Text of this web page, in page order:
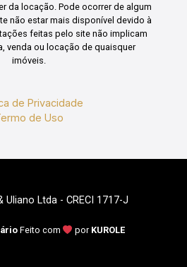
da locação. Pode ocorrer de algum
não estar mais disponível devido à
feitas pelo site não implicam
venda ou locação de quaisquer
imóveis.
de Privacidade
de Uso
Ltda - CRECI 1717-J
Feito com por KUROLE